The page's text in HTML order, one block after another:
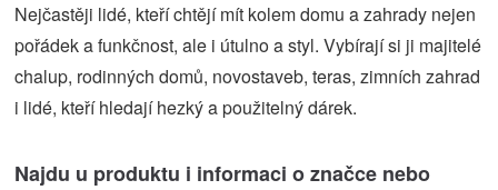
Nejčastěji lidé, kteří chtějí mít kolem domu a zahrady nejen
pořádek a funkčnost, ale i útulno a styl. Vybírají si ji majitelé
chalup, rodinných domů, novostaveb, teras, zimních zahrad
i lidé, kteří hledají hezký a použitelný dárek.
Najdu u produktu i informaci o značce nebo